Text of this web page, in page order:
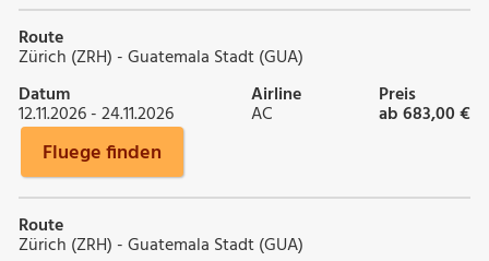
Route
Zürich (ZRH) - Guatemala Stadt (GUA)
Datum
12.11.2026 - 24.11.2026
Airline
AC
Preis
ab 683,00 €
Fluege finden
Route
Zürich (ZRH) - Guatemala Stadt (GUA)